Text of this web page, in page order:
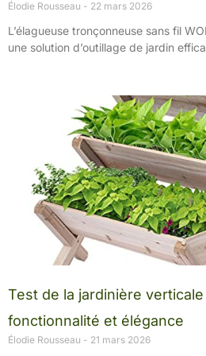
Élodie Rousseau 22 mars 2026
L’élagueuse tronçonneuse sans fil
une solution d’outillage de jardin
Test de la jardinière
fonctionnalité et élégance
Élodie Rousseau 21 mars 2026